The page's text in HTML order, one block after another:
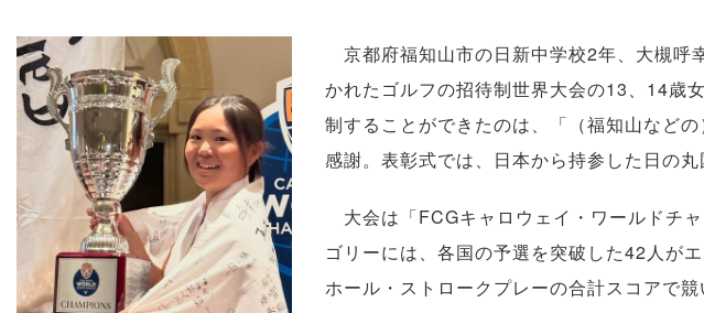
京都府福知山市の日新中学校2年、大槻呼
かれたゴルフの招待制世界大会の13、14歳
制することができたのは、「（福知山など
感謝。表彰式では、日本から持参した日の
大会は「FCGキャロウェイ・ワールドチ
ゴリーには、各国の予選を突破した42人が
ホール・ストロークプレーの合計スコアで競